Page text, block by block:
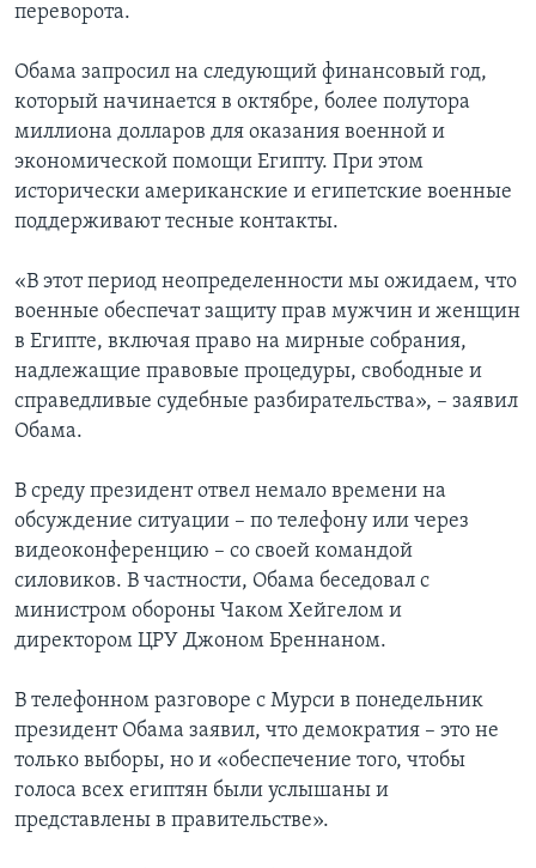
переворота.
Обама запросил на следующий финансовый год,
который начинается в октябре, более полутора
миллиона долларов для оказания военной и
экономической помощи Египту. При этом
исторически американские и египетские военные
поддерживают тесные контакты.
«В этот период неопределенности мы ожидаем, что
военные обеспечат защиту прав мужчин и женщин
в Египте, включая право на мирные собрания,
надлежащие правовые процедуры, свободные и
справедливые судебные разбирательства», – заявил
Обама.
В среду президент отвел немало времени на
обсуждение ситуации – по телефону или через
видеоконференцию – со своей командой
силовиков. В частности, Обама беседовал с
министром обороны Чаком Хейгелом и
директором ЦРУ Джоном Бреннаном.
В телефонном разговоре с Мурси в понедельник
президент Обама заявил, что демократия – это не
только выборы, но и «обеспечение того, чтобы
голоса всех египтян были услышаны и
представлены в правительстве».